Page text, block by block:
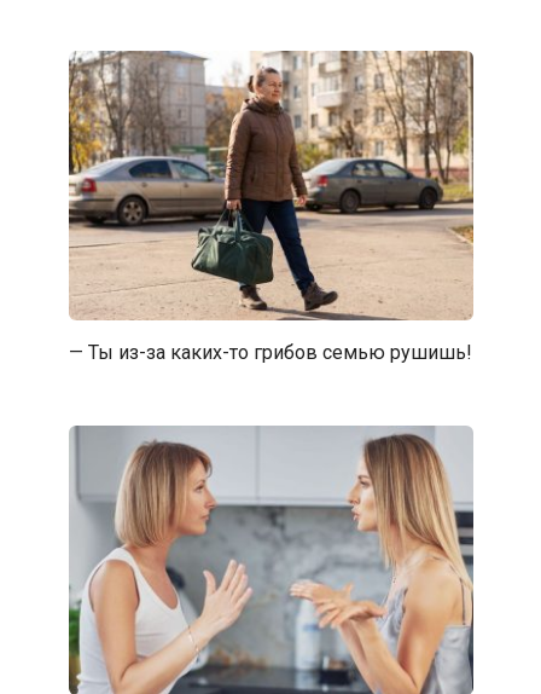
— Ты из-за каких-то грибов семью рушишь!